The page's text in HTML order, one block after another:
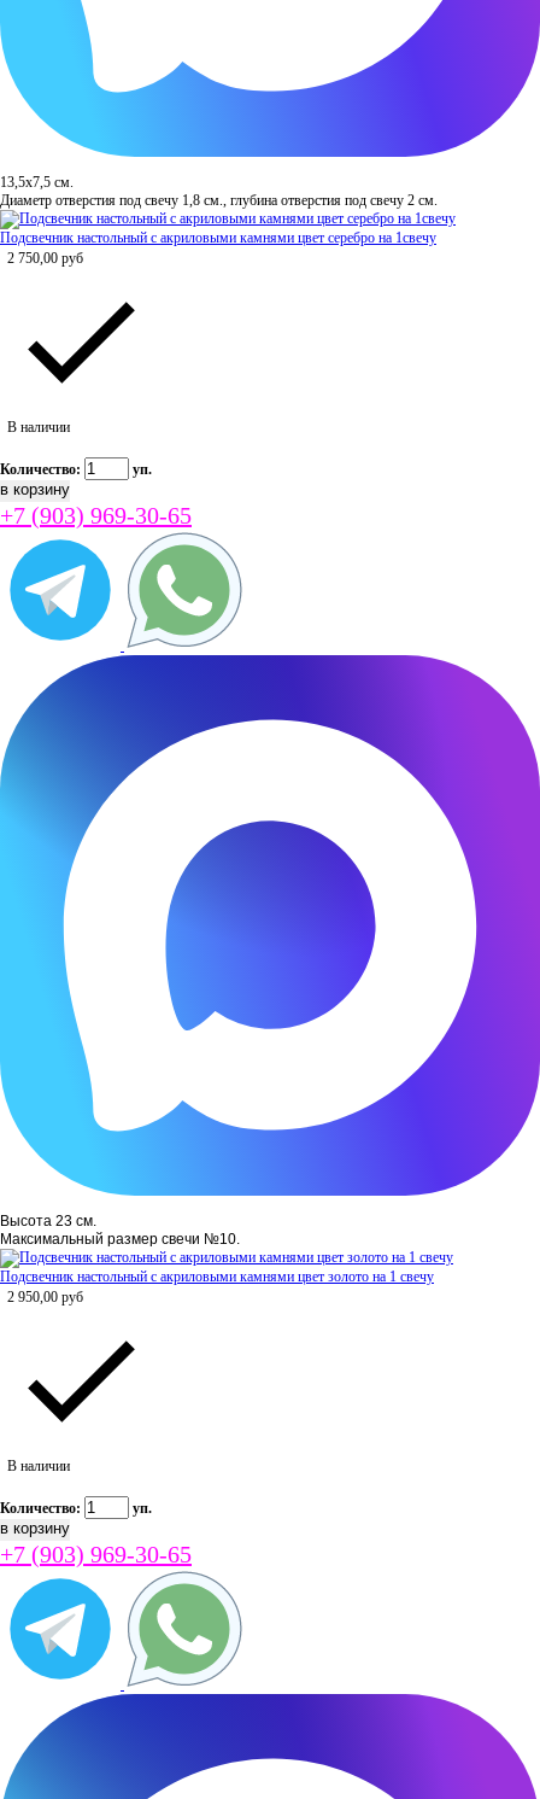
13,5х7,5 см.
Диаметр отверстия под свечу 1,8 см., глубина отверстия под свечу 2 см.
Подсвечник настольный с акриловыми камнями цвет серебро на 1свечу
2 750,00 руб
В наличии
Количество: уп.
+7 (903) 969-30-65
Высота 23 см.
Максимальный размер свечи №10.
Подсвечник настольный с акриловыми камнями цвет золото на 1 свечу
2 950,00 руб
В наличии
Количество: уп.
+7 (903) 969-30-65